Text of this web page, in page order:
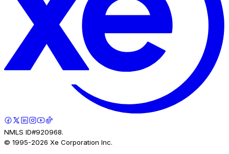
NMLS ID#920968.
© 1995-2026 Xe Corporation Inc.